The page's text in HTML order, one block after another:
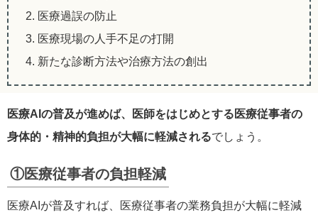
2. 医療過誤の防止
3. 医療現場の人手不足の打開
4. 新たな診断方法や治療方法の創出
医療AIの普及が進めば、医師をはじめとする医療従事者の
身体的・精神的負担が大幅に軽減されるでしょう。
①医療従事者の負担軽減
医療AIが普及すれば、医療従事者の業務負担が大幅に軽減